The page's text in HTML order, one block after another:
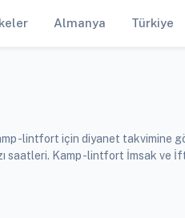
Almanya Türkiye
-lintfort için diyanet takvimine
saatleri. Kamp -lintfort İmsak ve